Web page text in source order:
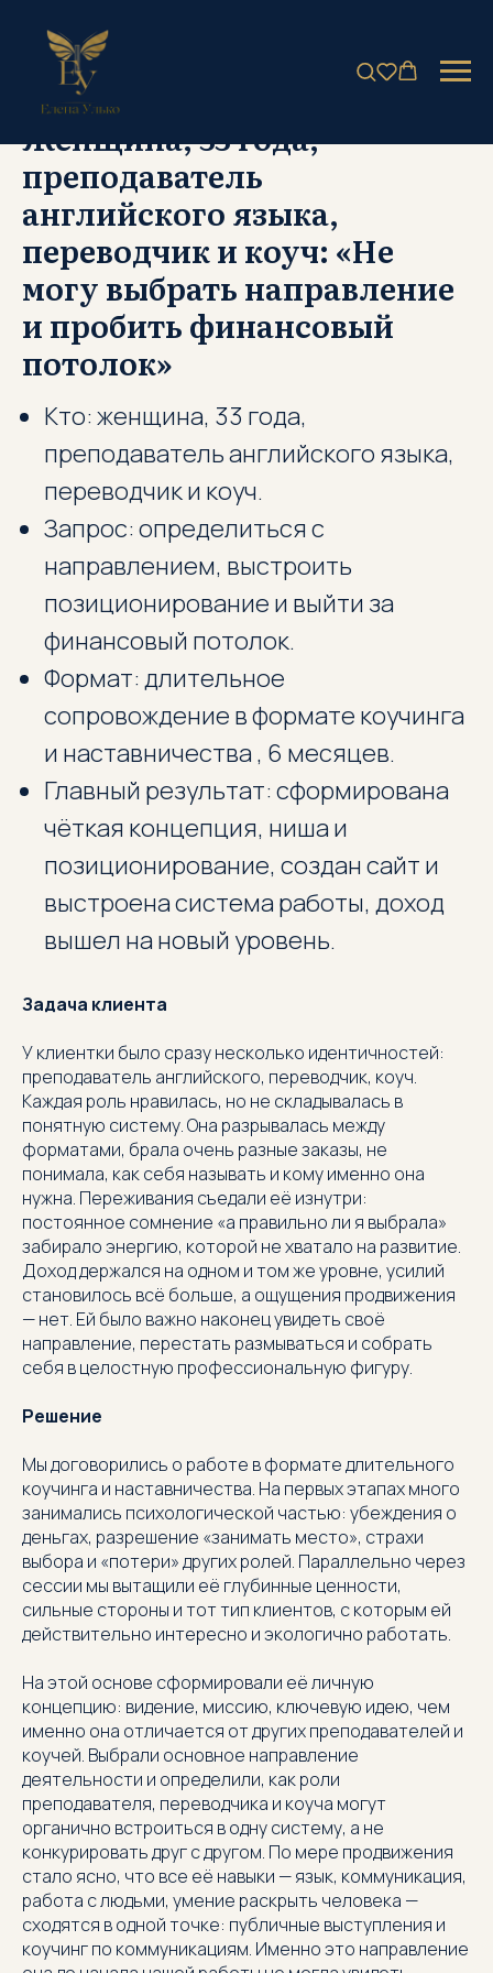
КОУЧИНГ
Женщина, 33 года,
преподаватель
английского языка,
переводчик и коуч: «Не
могу выбрать направление
и пробить финансовый
потолок»
Кто: женщина, 33 года,
преподаватель английского языка,
переводчик и коуч.
Запрос: определиться с
направлением, выстроить
позиционирование и выйти за
финансовый потолок.
Формат: длительное
сопровождение в формате коучинга
и наставничества , 6 месяцев.
Главный результат: сформирована
чёткая концепция, ниша и
позиционирование, создан сайт и
выстроена система работы, доход
вышел на новый уровень.
Задача клиента
У клиентки было сразу несколько идентичностей:
преподаватель английского, переводчик, коуч.
Каждая роль нравилась, но не складывалась в
понятную систему. Она разрывалась между
форматами, брала очень разные заказы, не
понимала, как себя называть и кому именно она
нужна. Переживания съедали её изнутри:
постоянное сомнение «а правильно ли я выбрала»
забирало энергию, которой не хватало на развитие.
Доход держался на одном и том же уровне, усилий
становилось всё больше, а ощущения продвижения
— нет. Ей было важно наконец увидеть своё
направление, перестать размываться и собрать
себя в целостную профессиональную фигуру.
Решение
Мы договорились о работе в формате длительного
коучинга и наставничества. На первых этапах много
занимались психологической частью: убеждения о
деньгах, разрешение «занимать место», страхи
выбора и «потери» других ролей. Параллельно через
сессии мы вытащили её глубинные ценности,
сильные стороны и тот тип клиентов, с которым ей
действительно интересно и экологично работать.
На этой основе сформировали её личную
концепцию: видение, миссию, ключевую идею, чем
именно она отличается от других преподавателей и
коучей. Выбрали основное направление
деятельности и определили, как роли
преподавателя, переводчика и коуча могут
органично встроиться в одну систему, а не
конкурировать друг с другом. По мере продвижения
стало ясно, что все её навыки — язык, коммуникация,
работа с людьми, умение раскрыть человека —
сходятся в одной точке: публичные выступления и
коучинг по коммуникациям. Именно это направление